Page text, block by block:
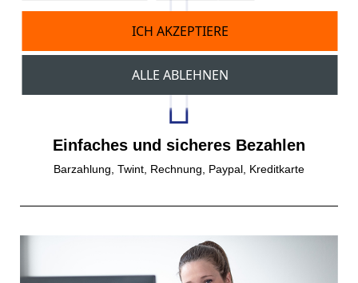
Gratisversand
Einfaches und sicheres Bezahlen
Barzahlung, Twint, Rechnung, Paypal, Kreditkarte
ALLE ABLEHNEN
ICH AKZEPTIERE